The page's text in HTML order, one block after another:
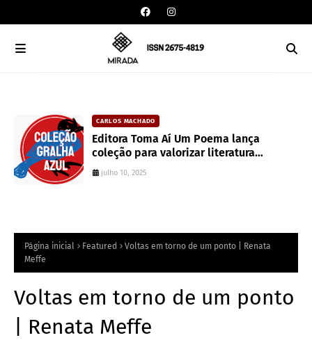
CARLOS MACHADO
Editora Toma Aí Um Poema lança
coleção para valorizar literatura
paranaense
julho 10, 2025
Página inicial Featured
Voltas em torno de um ponto | Renata
Meffe
Voltas em torno de um ponto
| Renata Meffe